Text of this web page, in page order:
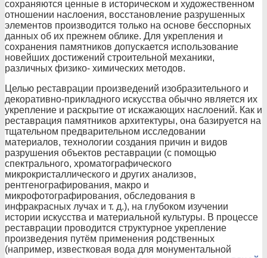
сохраняются ценные в историческом и художественном
отношении наслоения, восстановление разрушенных
элементов производится только на основе бесспорных
данных об их прежнем облике. Для укрепления и
сохранения памятников допускается использование
новейших достижений строительной механики,
различных физико- химических методов.
Целью реставрации произведений изобразительного и
декоративно-прикладного искусства обычно является их
укрепление и раскрытие от искажающих наслоений. Как и
реставрация памятников архитектуры, она базируется на
тщательном предварительном исследовании
материалов, технологии создания причин и видов
разрушения объектов реставрации (с помощью
спектрального, хроматографического
микрокристаллического и других анализов,
рентгенографирования, макро и
микрофотографирования, обследования в
инфракрасных лучах и т. д.), на глубоком изучении
истории искусства и материальной культуры. В процессе
реставрации проводится структурное укрепление
произведения путём применения родственных
(например, известковая вода для монументальной